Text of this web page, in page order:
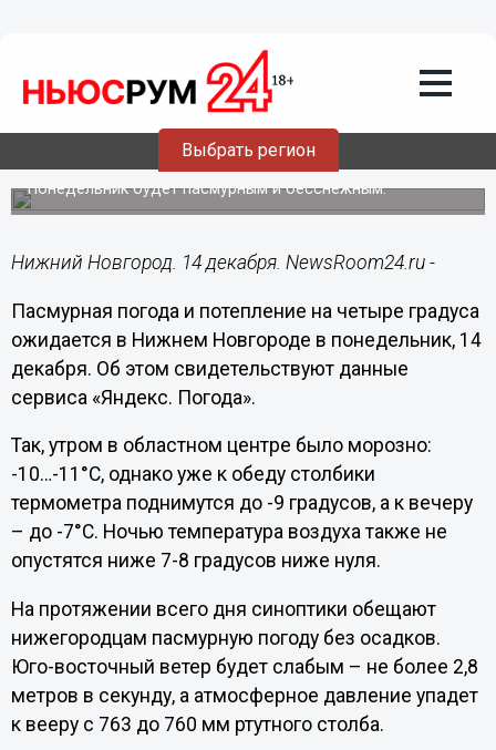
Выбрать регион
Потепление до -7°С ожидается в
Нижнем Новгороде к вечеру 14
Понедельник будет пасмурным и бесснежным.
Нижний Новгород. 14 декабря. NewsRoom24.ru -
Пасмурная погода и потепление на четыре градуса
ожидается в Нижнем Новгороде в понедельник, 14
декабря. Об этом свидетельствуют данные
сервиса «Яндекс. Погода».
Так, утром в областном центре было морозно:
-10…-11°С, однако уже к обеду столбики
термометра поднимутся до -9 градусов, а к вечеру
– до -7°С. Ночью температура воздуха также не
опустятся ниже 7-8 градусов ниже нуля.
На протяжении всего дня синоптики обещают
нижегородцам пасмурную погоду без осадков.
Юго-восточный ветер будет слабым – не более 2,8
метров в секунду, а атмосферное давление упадет
к вееру с 763 до 760 мм ртутного столба.